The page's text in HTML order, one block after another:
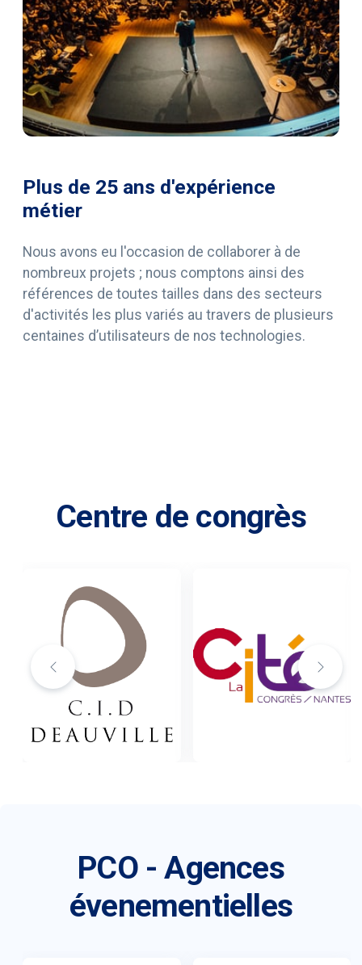
Plus de 25 ans d'expérience
métier
Nous avons eu l'occasion de collaborer à de
nombreux projets ; nous comptons ainsi des
références de toutes tailles dans des secteurs
d'activités les plus variés au travers de plusieurs
centaines d’utilisateurs de nos technologies.
Centre de congrès
PCO - Agences
évenementielles